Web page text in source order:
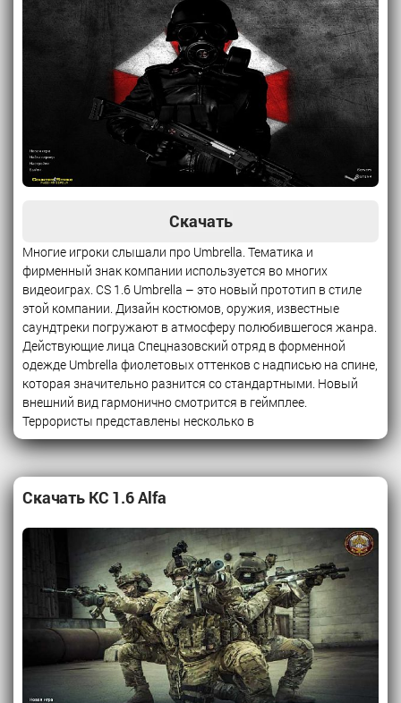
Скачать
Многие игроки слышали про Umbrella. Тематика и
фирменный знак компании используется во многих
видеоиграх. CS 1.6 Umbrella – это новый прототип в стиле
этой компании. Дизайн костюмов, оружия, известные
саундтреки погружают в атмосферу полюбившегося жанра.
Действующие лица Спецназовский отряд в форменной
одежде Umbrella фиолетовых оттенков с надписью на спине,
которая значительно разнится со стандартными. Новый
внешний вид гармонично смотрится в геймплее.
Террористы представлены несколько в
Скачать КС 1.6 Alfa